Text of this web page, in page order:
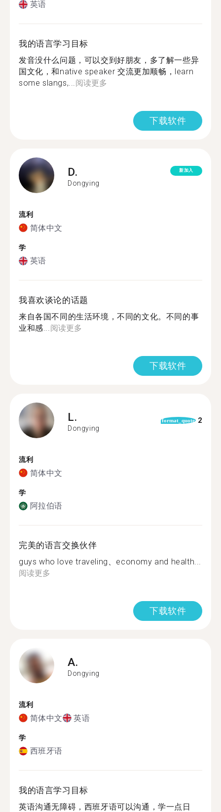
英语
我的语言学习目标
发音没什么问题，可以交到好朋友，多了解一些异
国文化，和native speaker 交流更加顺畅，learn
some slangs,...阅读更多
下载软件
D.
Dongying
新加入
流利
简体中文
学
英语
我喜欢谈论的话题
来自各国不同的生活环境，不同的文化。不同的事
业和感...阅读更多
下载软件
L.
Dongying
format_quote 2
流利
简体中文
学
阿拉伯语
完美的语言交换伙伴
guys who love traveling、economy and health...
阅读更多
下载软件
A.
Dongying
流利
简体中文 英语
学
西班牙语
我的语言学习目标
英语沟通无障碍，西班牙语可以沟通，学一点日